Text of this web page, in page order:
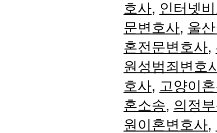
호사, 인터넷
문변호사, 울
혼전문변호사,
원성범죄변호
호사, 고양이
혼소송, 의정
원이혼변호사,